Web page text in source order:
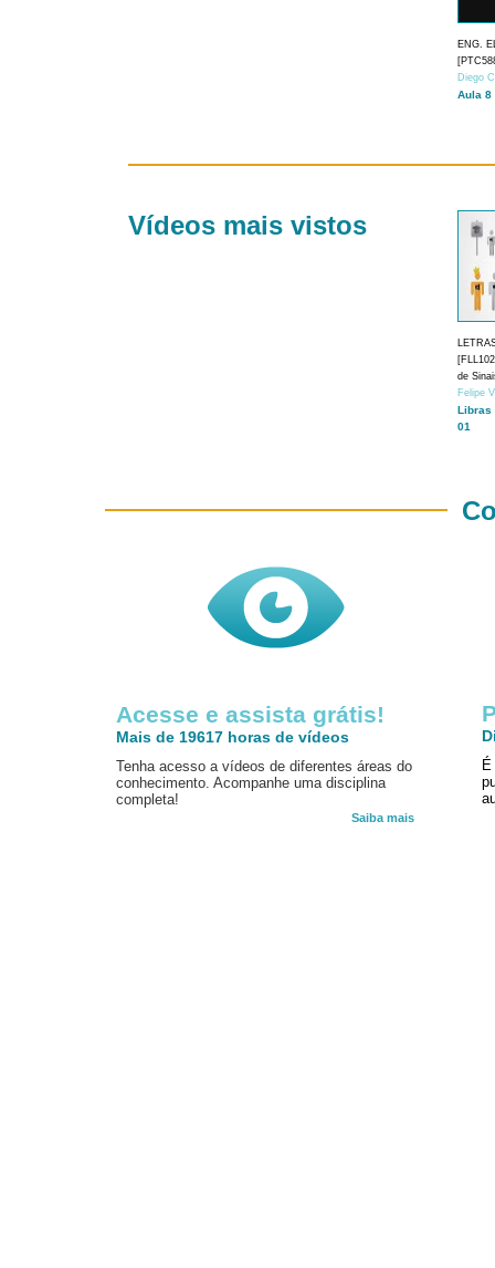
ENG.
Diego
Aula 8
Vídeos mais vistos
de
Felipe
Libras
01
Acesse e assista grátis!
Mais de 19617 horas de vídeos
Tenha acesso a vídeos de diferentes áreas do
conhecimento. Acompanhe uma disciplina
completa!
Saiba mais